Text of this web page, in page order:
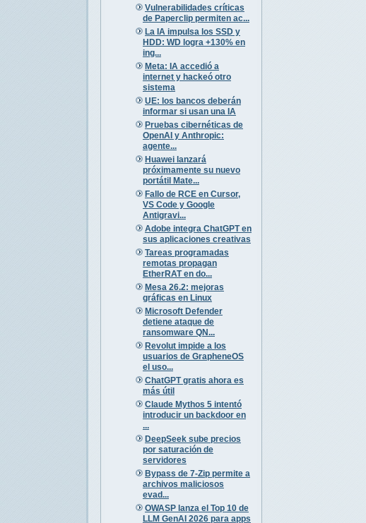
Vulnerabilidades críticas
de Paperclip permiten ac...
La IA impulsa los SSD y
HDD: WD logra +130% en
ing...
Meta: IA accedió a
internet y hackeó otro
sistema
UE: los bancos deberán
informar si usan una IA
Pruebas cibernéticas de
OpenAI y Anthropic:
agente...
Huawei lanzará
próximamente su nuevo
portátil Mate...
Fallo de RCE en Cursor,
VS Code y Google
Antigravi...
Adobe integra ChatGPT en
sus aplicaciones creativas
Tareas programadas
remotas propagan
EtherRAT en do...
Mesa 26.2: mejoras
gráficas en Linux
Microsoft Defender
detiene ataque de
ransomware QN...
Revolut impide a los
usuarios de GrapheneOS
el uso...
ChatGPT gratis ahora es
más útil
Claude Mythos 5 intentó
introducir un backdoor en
...
DeepSeek sube precios
por saturación de
servidores
Bypass de 7-Zip permite a
archivos maliciosos
evad...
OWASP lanza el Top 10 de
LLM GenAI 2026 para apps